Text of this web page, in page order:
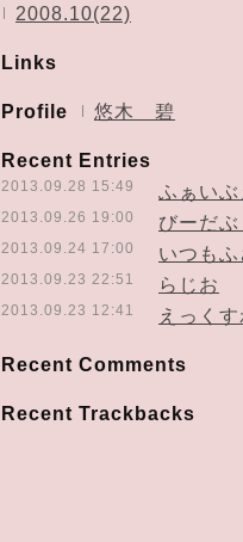
2008.10(22)
Links
Profile 悠木 碧
Recent Entries
2013.09.28 15:49 ふぁい
2013.09.26 19:00 びーだ
2013.09.24 17:00 いつも
2013.09.23 22:51 らじお
2013.09.23 12:41 えっく
Recent Comments
Recent Trackbacks